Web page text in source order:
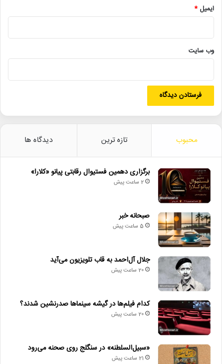
کپی
دیگر خبرها
• نگاه هفته
• برگزاری دهمین فستیوال رقابتی پیانو «کلارا»
• صبحانه خبر
• جلال آل‌احمد به قاب تلویزیون می‌آید
• کدام فیلم‌ها در گیشه سینماها صدرنشین شدند؟
• «سبیل‌السلطنه» در سنگلج روی صحنه می‌رود
• روایت هنر و شعر عاشورایی در اختتامیه «میراث محتشم کاشانی»
بنیاد رودکی
فناوری_اطلاعات
فناوری_زیستی
ایمیل*
وب‌ سایت
محبوب تازه ترین دیدگاه ها
برگزاری دهمین فستیوال رقابتی پیانو «کلارا»
2 ساعت پیش
صبحانه خبر
5 ساعت پیش
جلال آل‌احمد به قاب تلویزیون می‌آید
20 ساعت پیش
کدام فیلم‌ها در گیشه سینماها صدرنشین شدند؟
20 ساعت پیش
«سبیل‌السلطنه» در سنگلج روی صحنه می‌رود
21 ساعت پیش